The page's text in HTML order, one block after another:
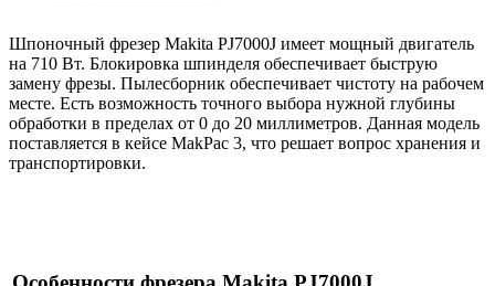
Шпоночный фрезер Makita PJ7000J имеет мощный двигатель
на 710 Вт. Блокировка шпинделя обеспечивает быструю
замену фрезы. Пылесборник обеспечивает чистоту на рабочем
месте. Есть возможность точного выбора нужной глубины
обработки в пределах от 0 до 20 миллиметров. Данная модель
поставляется в кейсе MakPac 3, что решает вопрос хранения и
транспортировки.